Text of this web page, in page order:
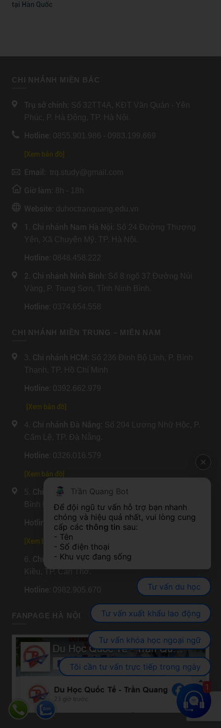
tại Hàn Quốc
CHI NHÁNH MIỀN BẮC
Trụ sở chính: Số 32TT4A, KĐT Văn Quán - Yên
Phúc, P. Hà Đông, TP. Hà Nội.
Hotline: 0855.901.986 - 0983.199.669
[Xem bản đồ]
Email: trq.study@gmail.com
Giờ làm: 8h - 18h
Website: duhoctranquang.edu.vn
1. Chi nhánh Nam Hà Nội: Số 24 Đường Thượng
Yên, Xã Chuyên Mỹ, TP. Hà Nội.
Hotline: 0848.458.222
2. Chi nhánh Ninh Bình: Số 8 ngõ 37 Đường Núi
Vàng, P. Trung Sơn, Tỉnh Ninh Bình.
Hotline: 0374.654.558
CHI NHÁNH MIỀN TRUNG – MIỀN NAM
3. Chi nhánh HCM : Số 236 Đinh Bộ Lĩnh, P. Bình
Thạnh, TP. Hồ Chí Minh
Hotline: 0392.662.979
[Xem bản đồ]
4. Chi nhánh Đà Nẵng: Số 204 Lương Nhữ Hộc, P.
Cẩm Lệ, TP. Đà Nẵng.
Hotline: 0326.016.579
Xem bản đồ
5. Chi nhánh An Giang: Số 841 Trần Hưng Đạo, P.
Bình Đức, Tỉnh An Giang.
Hotline : 0704.721.726
Xem bản đồ
6. Chi nhánh Cần Thơ: Số 160, Đường 30/4, P. Ninh
Kiều, TP. Cần Thơ.
Hotline: 0982.905.670
FANPAGE HÀ NỘI
Trần Quang Bot
Để đội ngũ tư vấn hỗ trợ bạn nhanh
chóng và hiệu quả nhất, vui lòng cung
cấp các thông tin sau:
- Tên
- Số điện thoại
- Khu vực đang sống
Tư vấn du học
Tư vấn xuất khẩu lao động
Tư vấn khóa học ngoại ngữ
Tôi cần tư vấn trực tiếp trong ngày
1